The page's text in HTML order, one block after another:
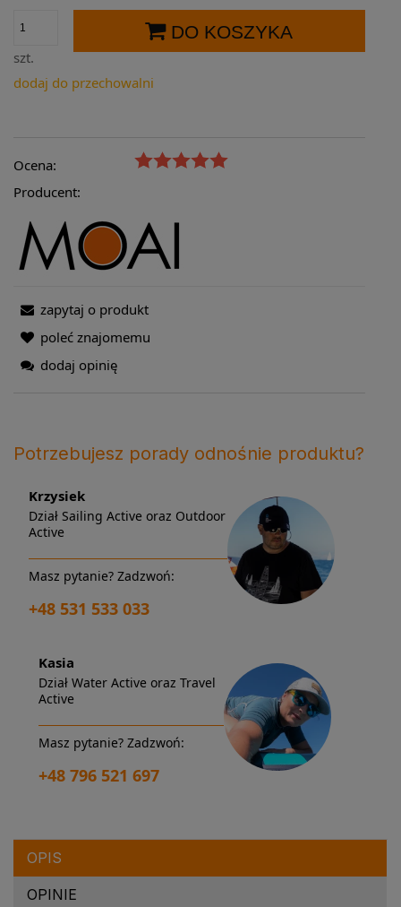
szt.
DO KOSZYKA
dodaj do przechowalni
Ocena:
Producent:
zapytaj o produkt
poleć znajomemu
dodaj opinię
Potrzebujesz porady odnośnie produktu?
Krzysiek
Dział Sailing Active oraz Outdoor
Active
Masz pytanie? Zadzwoń:
+48 531 533 033
Kasia
Dział Water Active oraz Travel
Active
Masz pytanie? Zadzwoń:
+48 796 521 697
OPIS
OPINIE